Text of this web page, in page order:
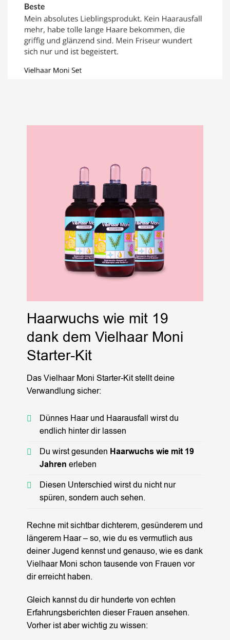
Haarwuchs wie mit 19
dank dem Vielhaar Moni
Starter-Kit
Das Vielhaar Moni Starter-Kit stellt deine
Verwandlung sicher:
Dünnes Haar und Haarausfall wirst du
endlich hinter dir lassen
Du wirst gesunden Haarwuchs wie mit 19
Jahren erleben
Diesen Unterschied wirst du nicht nur
spüren, sondern auch sehen.
Rechne mit sichtbar dichterem, gesünderem und
längerem Haar – so, wie du es vermutlich aus
deiner Jugend kennst und genauso, wie es dank
Vielhaar Moni schon tausende von Frauen vor
dir erreicht haben.
Gleich kannst du dir hunderte von echten
Erfahrungsberichten dieser Frauen ansehen.
Vorher ist aber wichtig zu wissen: